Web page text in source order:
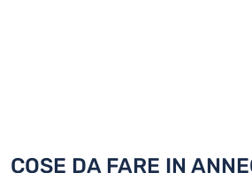
COSE DA FARE IN